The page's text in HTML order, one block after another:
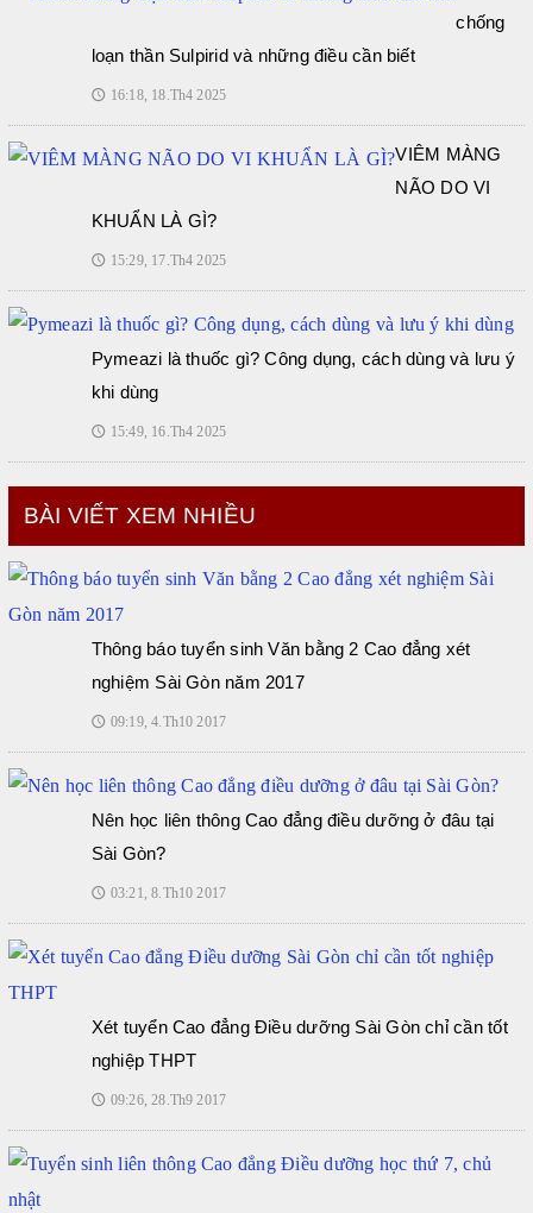
chống
loạn thần Sulpirid và những điều cần biết
🕔 16:18, 18.Th4 2025
VIÊM MÀNG
NÃO DO VI
KHUẨN LÀ GÌ?
🕔 15:29, 17.Th4 2025
Pymeazi là thuốc gì? Công dụng, cách dùng và lưu ý
khi dùng
🕔 15:49, 16.Th4 2025
BÀI VIẾT XEM NHIỀU
Thông báo tuyển sinh Văn bằng 2 Cao đẳng xét
nghiệm Sài Gòn năm 2017
🕔 09:19, 4.Th10 2017
Nên học liên thông Cao đẳng điều dưỡng ở đâu tại
Sài Gòn?
🕔 03:21, 8.Th10 2017
Xét tuyển Cao đẳng Điều dưỡng Sài Gòn chỉ cần tốt
nghiệp THPT
🕔 09:26, 28.Th9 2017